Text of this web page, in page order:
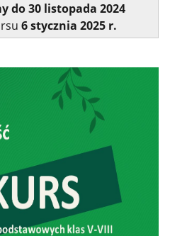
do 30 listopada 2024
6 stycznia 2025 r.